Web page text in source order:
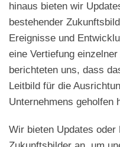
hinaus bieten wir
bestehender
Ereignisse und
eine Vertiefung
berichteten uns, dass
Leitbild für die
Unternehmens geholfen
Wir bieten Updates oder